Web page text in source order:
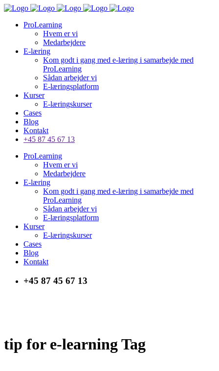
ProLearning
Hvem er vi
Medarbejdere
E-læring
Kom godt i gang med e-læring i samarbejde med
ProLearning
Sådan arbejder vi
E-læringsplatform
Kurser
E-læringskurser
Cases
Blog
Kontakt
+45 87 45 67 13
ProLearning
Hvem er vi
Medarbejdere
E-læring
Kom godt i gang med e-læring i samarbejde med
ProLearning
Sådan arbejder vi
E-læringsplatform
Kurser
E-læringskurser
Cases
Blog
Kontakt
+45 87 45 67 13
tip for e-learning Tag